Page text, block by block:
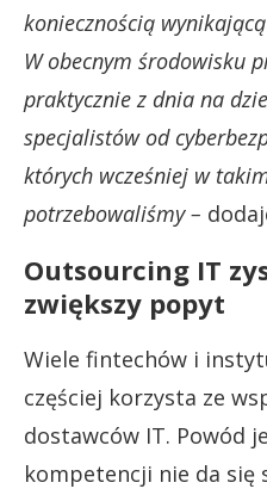
koniecznością
W obecnym środowisku
praktycznie z dnia na
specjalistów od
których wcześniej w
potrzebowaliśmy –
Outsourcing IT
zwiększy popyt
Wiele fintechów i
częściej korzysta ze
dostawców IT. Powód
kompetencji nie da się